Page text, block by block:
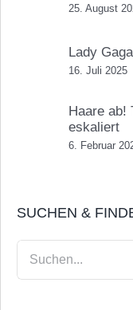
25. August
Lady Gaga
16. Juli 2025
Haare ab!
eskaliert
6. Februar
SUCHEN &
nach: